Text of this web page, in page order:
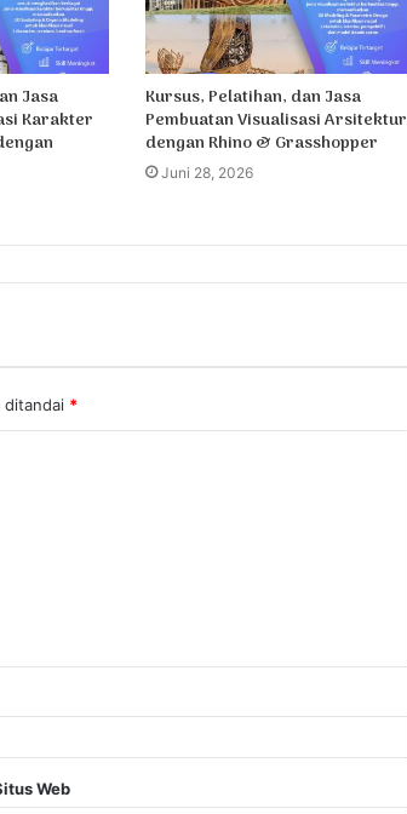
Jasa
Karakter
Kursus, Pelatihan, dan Jasa
Pembuatan Visualisasi Arsitektur
dengan Rhino & Grasshopper
Juni 28, 2026
ditandai *
Web